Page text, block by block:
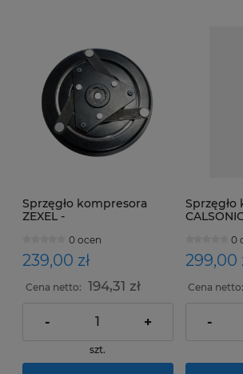
Sprzęgło kompresora
ZEXEL -
0 ocen
239,00 zł
Cena netto: 194,31 zł
- +
szt.
Sprzęgło
0
299,00
Cena netto:
-